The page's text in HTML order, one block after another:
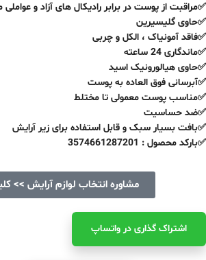
✅مراقبت از پوست در برابر رادیکال های آزاد و عواملی
✅حاوی گلیسیرین
✅فاقد آمونیاک ، الکل و چربی
✅ماندگاری 24 ساعته
✅حاوی هیالورونیک اسید
✅آبرسانی فوق العاده به پوست
✅مناسب پوست معمولی تا مختلط
✅ضد حساسیت
✅بافت بسیار سبک و قابل استفاده برای زیر آرایش
✅بارکد محصول : 3574661287201
مشاوره انتخاب لوازم آرایش >>
اشتراک ‌گذاری در واتساپ